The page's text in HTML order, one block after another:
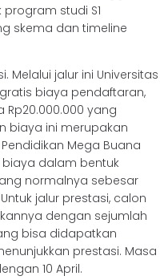
studi S1
skema dan timeline
Melalui jalur ini Universitas
biaya pendaftaran,
Rp20.000.000 yang
biaya ini merupakan
Mega Buana
dalam bentuk
normalnya sebesar
jalur prestasi, calon
dengan sejumlah
bisa didapatkan
prestasi. Masa
10 April.